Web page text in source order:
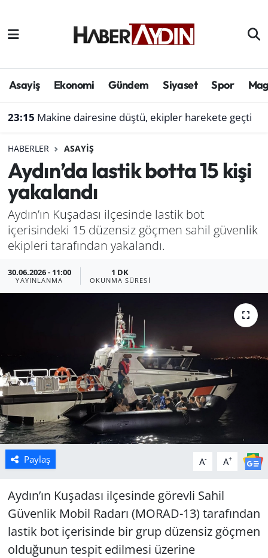
Asayiş Ekonomi Gündem Siyaset Spor
23:15 Makine dairesine düştü, ekipler harekete geçti
HABERLER ASAYIŞ
Aydın’da lastik botta 15 kişi
yakalandı
Aydın’ın Kuşadası ilçesinde lastik bot
içerisindeki 15 düzensiz göçmen sahil güvenlik
ekipleri tarafından yakalandı.
30.06.2026 - 11:00
YAYINLANMA
1 DK
OKUNMA SÜRESI
Paylaş A- A+
Aydın’ın Kuşadası ilçesinde görevli Sahil
Güvenlik Mobil Radarı (MORAD-13) tarafından
lastik bot içerisinde bir grup düzensiz göçmen
olduğunun tespit edilmesi üzerine
Afyonkarahisar
Çevre
Genel
Haber
Izmir
Manisa
Uşak
Aydın Hava Durumu
Süper Lig Puan Durumu ve Fikstür
Son Dakika Haberleri
Haber Arşivi